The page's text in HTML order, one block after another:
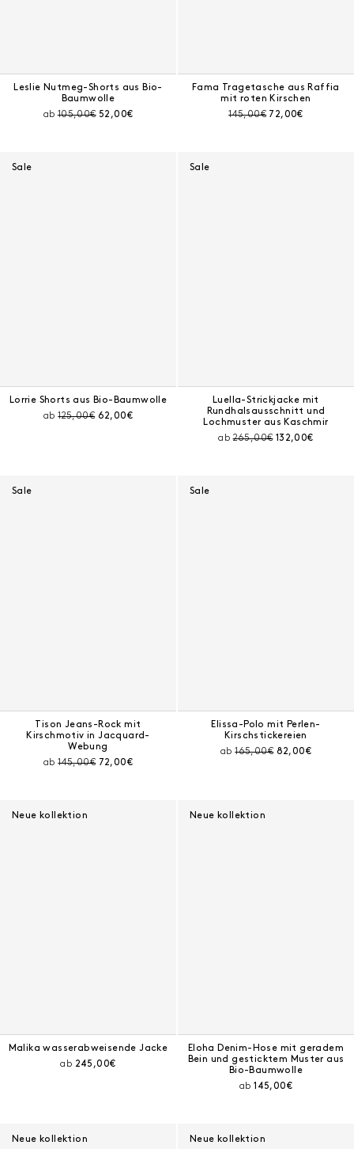
Leslie Nutmeg-Shorts aus Bio-
Baumwolle
abPreis vor Rabatt:
105,00€ Aktueller Preis:
52,00€
Fama Tragetasche aus Raffia
mit roten Kirschen
Preis vor Rabatt:
145,00€ Aktueller Preis:
72,00€
Sale
Lorrie Shorts aus Bio-Baumwolle
abPreis vor Rabatt:
125,00€ Aktueller Preis:
62,00€
Sale
Luella-Strickjacke mit
Rundhalsausschnitt und
Lochmuster aus Kaschmir
abPreis vor Rabatt:
265,00€ Aktueller Preis:
132,00€
Sale
Tison Jeans-Rock mit
Kirschmotiv in Jacquard-
Webung
abPreis vor Rabatt:
145,00€ Aktueller Preis:
72,00€
Sale
Elissa-Polo mit Perlen-
Kirschstickereien
abPreis vor Rabatt:
165,00€ Aktueller Preis:
82,00€
Neue kollektion
Malika wasserabweisende Jacke
ab Aktueller Preis:
245,00€
Neue kollektion
Eloha Denim-Hose mit geradem
Bein und gesticktem Muster aus
Bio-Baumwolle
abAktueller Preis:
145,00€
Neue kollektion Neue kollektion